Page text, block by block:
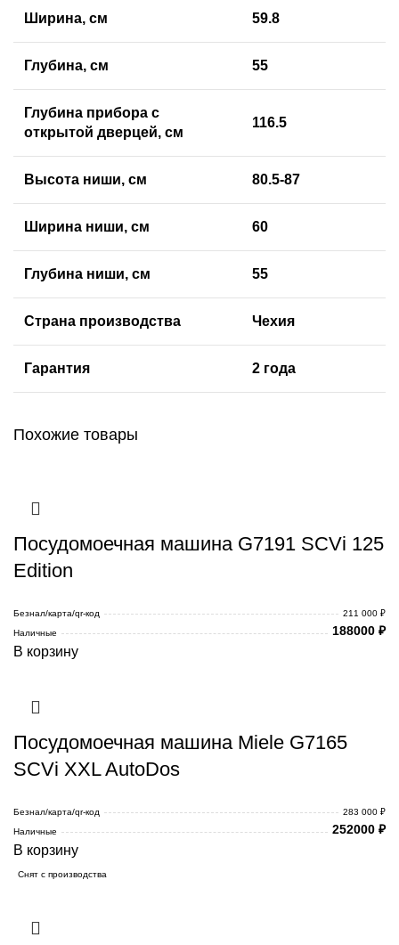
Ширина, см 59.8
Глубина, см 55
Глубина прибора с
открытой дверцей, см
116.5
Высота ниши, см 80.5-87
Ширина ниши, см 60
Глубина ниши, см 55
Страна производства Чехия
Гарантия 2 года
Похожие товары
Посудомоечная машина G7191 SCVi 125
Edition
Безнал/карта/qr-код
211 000 ₽
Наличные
188000 ₽
В корзину
Посудомоечная машина Miele G7165
SCVi XXL AutoDos
Безнал/карта/qr-код
283 000 ₽
Наличные
252000 ₽
В корзину
Снят с производства